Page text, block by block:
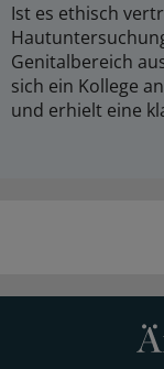
Ist es ethisch
Genitalbereich
sich ein Kollege
und erhielt eine